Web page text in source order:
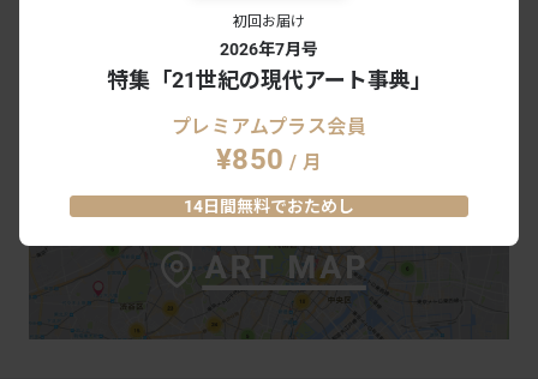
INSIGHT
#CAPSULE
初回お届け
2026年7月号
特集「21世紀の現代アート事典」
プレミアムプラス会員
¥850 / 月
14日間無料でおためし